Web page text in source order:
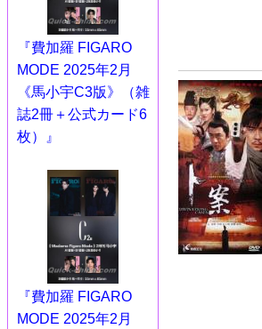
『費加羅 FIGARO
MODE 2025年2月
《馬小宇C3版》（雑
誌2冊＋公式カード6
枚）』
『費加羅 FIGARO
MODE 2025年2月